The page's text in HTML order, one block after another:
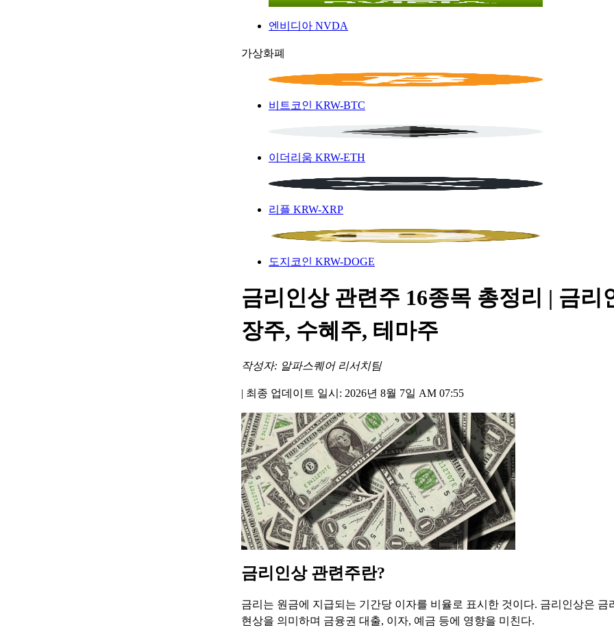
엔비디아 NVDA
가상화폐
비트코인 KRW-BTC
이더리움 KRW-ETH
리플 KRW-XRP
도지코인 KRW-DOGE
금리인상 관련주 16종목 총정리 | 금리
장주, 수혜주, 테마주
작성자: 알파스퀘어 리서치팀
| 최종 업데이트 일시: 2026년 8월 7일 AM 07:55
금리인상 관련주란?
금리는 원금에 지급되는 기간당 이자를 비율로 표시한 것이다. 금리인상은 금
현상을 의미하며 금융권 대출, 이자, 예금 등에 영향을 미친다.